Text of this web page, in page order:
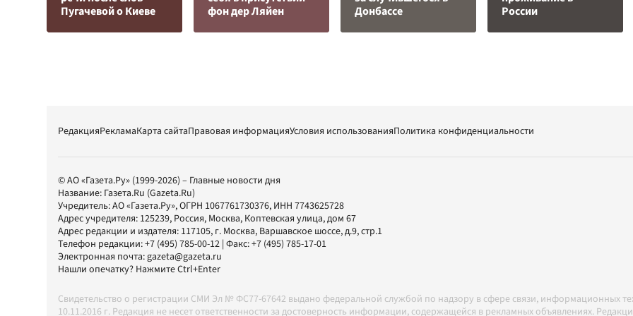
Пугачевой о Киеве
фон дер Ляйен
Донбассе
России
РедакцияРекламаКарта сайтаПравовая информацияУсловия использованияПолитика конфиденциальности
© АО «Газета.Ру» (1999-2026) – Главные новости дня
Название: Газета.Ru (Gazeta.Ru)
Учредитель:АО «Газета.Ру», ОГРН 1067761730376, ИНН 7743625728
Адрес учредителя: 125239, Россия, Москва, Коптевская улица, дом 67
Адрес редакции и издателя: 117105, г. Москва, Варшавское шоссе, д.9, стр.1
Телефон редакции:+7 (495) 785-00-12 | Факс:+7 (495) 785-17-01
Электронная почта:gazeta@gazeta.ru
Нашли опечатку? Нажмите Ctrl+Enter
Свидетельство о регистрации СМИ Эл № ФС77-67642 выдано федеральной службой по надзору в сфере связи, информационных
10.11.2016 г. Редакция не несет ответственности за достоверность информации, содержащейся в рекламных объявлениях.